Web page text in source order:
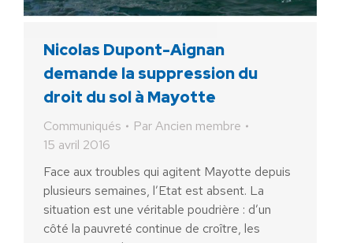
Nicolas Dupont-Aignan
demande la suppression du
droit du sol à Mayotte
Communiqués ParAncien membre
15 avril 2016
Face aux troubles qui agitent Mayotte depuis
plusieurs semaines, l’Etat est absent. La
situation est une véritable poudrière : d’un
côté la pauvreté continue de croître, les